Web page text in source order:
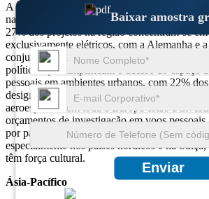
Baixar amostra
Enviar
A Europa detém 26% da quota total de
na promoção da aviação orientada para a
27% dos projetos na região concentram-se
exclusivamente elétricos, com a Alemanha e
conjuntamente com 35% dos programas
políticas que simplificam o acesso ao espaço
pessoais em ambientes urbanos, com 22%
designados para testes a baixa altitude. Os
aeroespaciais em toda a Europa estão a
orçamentos de investigação em voos
por parte dos utilizadores recreativos cresceu
especialmente nos países nórdicos e na
têm força cultural.
Ásia-Pacífico